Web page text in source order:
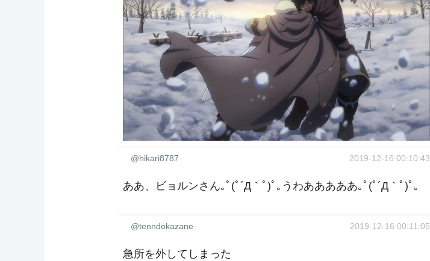
@hikari8787 2019-12-16 00:10:43
ああ、ビョルンさん｡ﾟ(ﾟ´Д｀ﾟ)ﾟ｡うわあああああ｡ﾟ(ﾟ´Д｀ﾟ)ﾟ｡
@tenndokazane 2019-12-16 00:11:05
急所を外してしまった